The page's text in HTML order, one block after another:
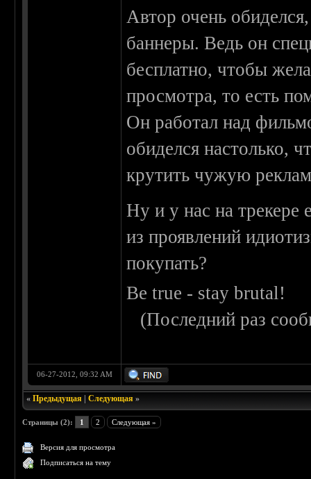
Автор очень
баннеры. Ведь он
бесплатно, чтобы
просмотра, то есть
Он работал над
обиделся настолько,
крутить чужую
Ну и у нас на трекере
из проявлений
покупать?
Be true - stay brutal!
(Последний раз
06-27-2012, 09:32 AM
«Предыдущая |Следующая »
Страницы (2): 1 2 Следующая »
Версия для просмотра
Подписаться на тему